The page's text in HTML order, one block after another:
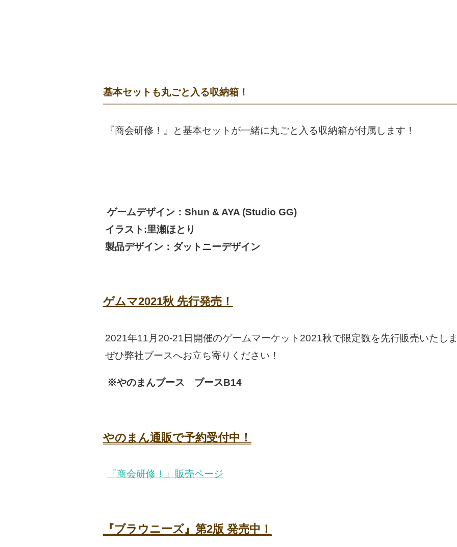
基本セットも丸ごと入る収納箱！
『商会研修！』と基本セットが一緒に丸ごと入る収納箱が付属します！
ゲームデザイン：Shun & AYA (Studio GG)
イラスト:里瀬ほとり
製品デザイン：ダットニーデザイン
ゲムマ2021秋 先行発売！
2021年11月20-21日開催のゲームマーケット2021秋で限定数を先行販売いたし
ぜひ弊社ブースへお立ち寄りください！
※やのまんブース ブースB14
やのまん通販で予約受付中！
『商会研修！』販売ページ
『ブラウニーズ』第2版 発売中！